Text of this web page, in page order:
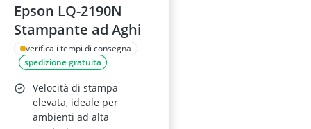
Epson LQ-2190N
Stampante ad Aghi
verifica i tempi di consegna
spedizione gratuita
Velocità di stampa
elevata, ideale per
ambienti ad alta